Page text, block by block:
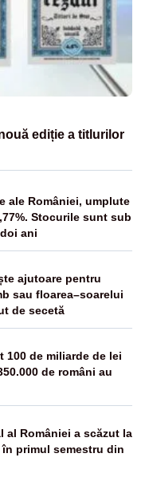
ediție a titlurilor
ale României, umplute
Stocurile sunt sub
ani
ajutoare pentru
sau floarea–soarelui
de secetă
100 de miliarde de lei
de români au
al României a scăzut la
în primul semestru din